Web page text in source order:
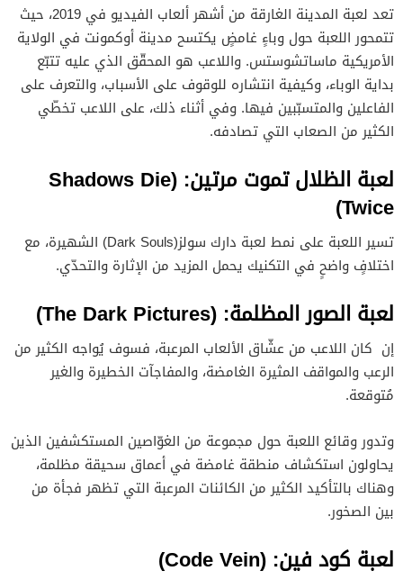
تعد لعبة المدينة الغارقة من أشهر ألعاب الفيديو في 2019، حيث
تتمحور اللعبة حول وباءٍ غامضٍ يكتسح مدينة أوكمونت في الولاية
الأمريكية ماساتشوستس. واللاعب هو المحقّق الذي عليه تتبّع
بداية الوباء، وكيفية انتشاره للوقوف على الأسباب، والتعرف على
الفاعلين والمتسبّبين فيها. وفي أثناء ذلك، على اللاعب تخطّي
الكثير من الصعاب التي تصادفه.
لعبة الظلال تموت مرتين: (Shadows Die
Twice)
تسير اللعبة على نمط لعبة دارك سولز(Dark Souls) الشهيرة، مع
اختلافٍ واضحٍ في التكنيك يحمل المزيد من الإثارة والتحدّي.
لعبة الصور المظلمة: (The Dark Pictures)
إن كان اللاعب من عشّاق الألعاب المرعبة، فسوف يُواجه الكثير من
الرعب والمواقف المثيرة الغامضة، والمفاجآت الخطيرة والغير
مُتوقعة.
وتدور وقائع اللعبة حول مجموعة من الغوّاصين المستكشفين الذين
يحاولون استكشاف منطقة غامضة في أعماق سحيقة مظلمة،
وهناك بالتأكيد الكثير من الكائنات المرعبة التي تظهر فجأة من
بين الصخور.
لعبة كود فين: (Code Vein)